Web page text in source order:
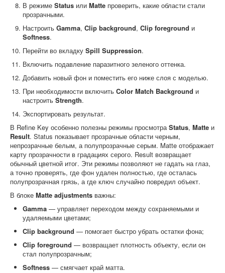
В режиме Status или Matte проверить, какие области стали
прозрачными.
Настроить Gamma, Clip background, Clip foreground и
Softness.
Перейти во вкладку Spill Suppression.
Включить подавление паразитного зеленого оттенка.
Добавить новый фон и поместить его ниже слоя с моделью.
При необходимости включить Color Match Background и
настроить Strength.
Экспортировать результат.
В Refine Key особенно полезны режимы просмотраStatus, Matte и
Result. Status показывает прозрачные области черным,
непрозрачные белым, а полупрозрачные серым. Matte отображает
карту прозрачности в градациях серого. Result возвращает
обычный цветной итог. Эти режимы позволяют не гадать на глаз,
а точно проверять, где фон удален полностью, где осталась
полупрозрачная грязь, а где ключ случайно повредил объект.
В блоке Matte adjustments важны:
Gamma — управляет переходом между сохраняемыми и
удаляемыми цветами;
Clip background — помогает быстро убрать остатки фона;
Clip foreground — возвращает плотность объекту, если он
стал полупрозрачным;
Softness — смягчает край матта.